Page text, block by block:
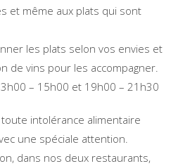
et même aux plats qui sont
les plats selon vos envies et
de vins pour les accompagner.
– 15h00 et 19h00 – 21h30
intolérance alimentaire
une spéciale attention.
dans nos deux restaurants,